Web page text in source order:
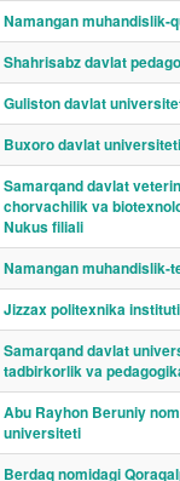
Namangan muhandislik-
Shahrisabz davlat
Guliston davlat
Buxoro davlat universiteti
Samarqand davlat
chorvachilik va
Nukus filiali
Namangan muhandislik-
Jizzax politexnika instituti
Samarqand davlat
tadbirkorlik va
Abu Rayhon Beruniy
universiteti
Berdaq nomidagi